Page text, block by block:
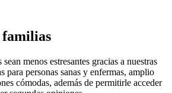
familias
menos estresantes gracias a nuestras
para personas sanas y enfermas, amplio
cómodas, además de permitirle acceder